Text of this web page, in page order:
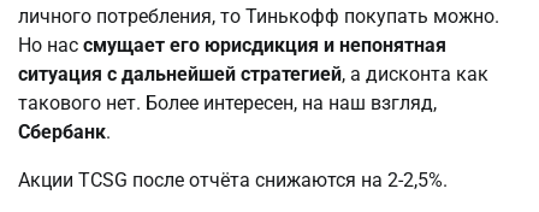
личного потребления, то Тинькофф покупать можно.
Но нас смущает его юрисдикция и непонятная
ситуация с дальнейшей стратегией, а дисконта как
такового нет. Более интересен, на наш взгляд,
Сбербанк.
Акции TCSG после отчёта снижаются на 2-2,5%.